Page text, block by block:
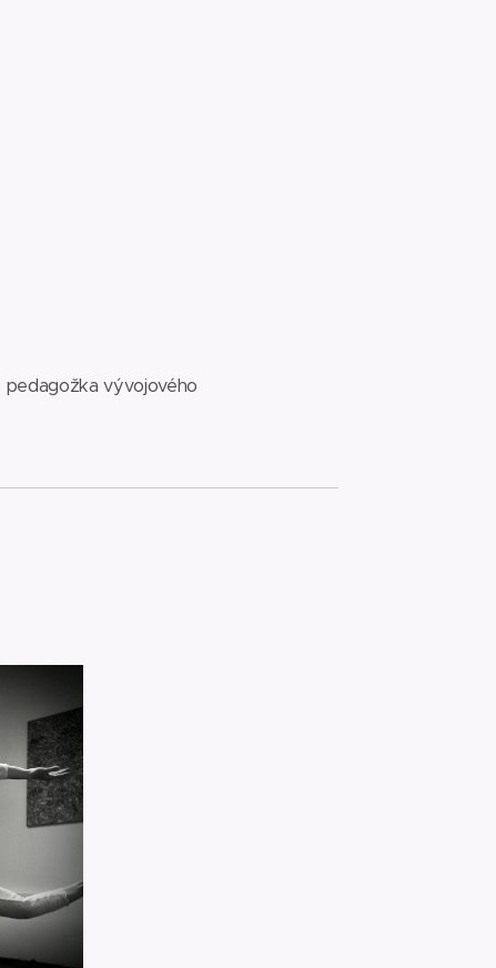
pedagožka vývojového